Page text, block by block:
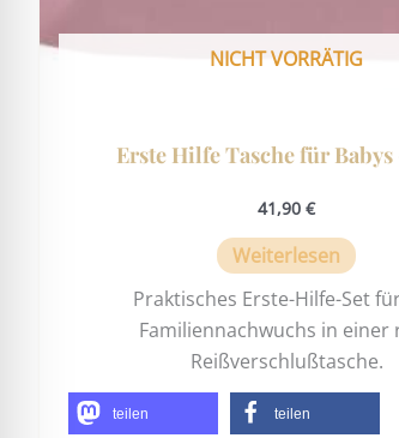
NICHT VORRÄTIG
Erste Hilfe Tasche für Babys
41,90 €
Weiterlesen
Praktisches Erste-Hilfe-Set
Familiennachwuchs in einer
Reißverschlußtasche.
teilen teilen